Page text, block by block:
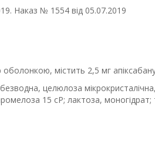
Наказ № 1554 від 05.07.2019
містить 2,5 мг
целюлоза
15 сР; лактоза,